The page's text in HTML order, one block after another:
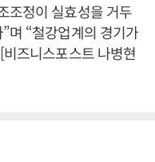
조정이 실효성을 거두
며 “철강업계의 경기가
즈니스포스트 나병현